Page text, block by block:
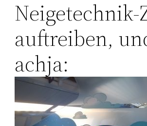
Neigetechnik-
auftreiben,
achja: